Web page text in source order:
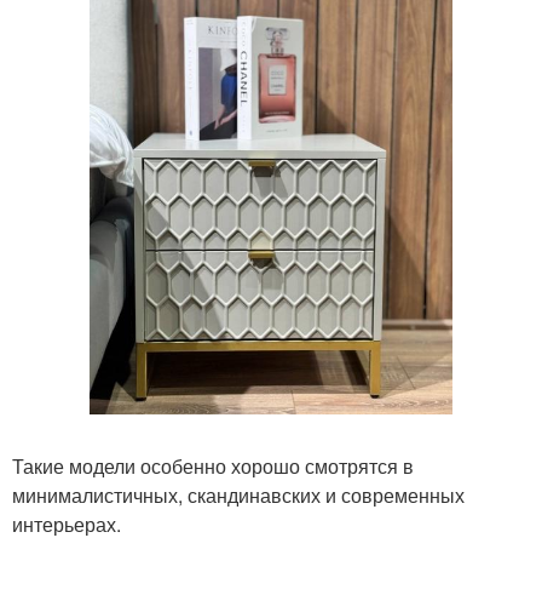
Такие модели особенно хорошо смотрятся в
минималистичных, скандинавских и современных
интерьерах.